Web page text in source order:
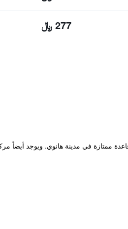
277 ﷼
يجعله قاعدة ممتازة في مدينة هانوي. ويوجد